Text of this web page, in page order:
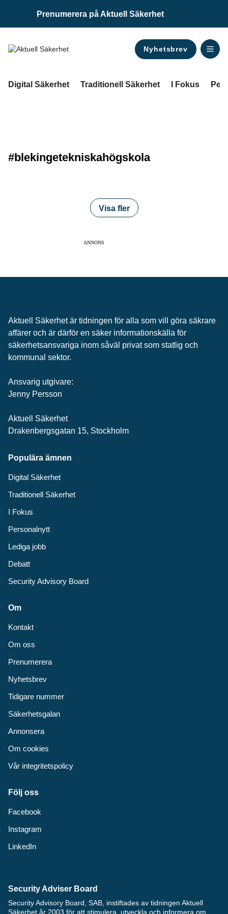
Prenumerera på Aktuell Säkerhet
Nyhetsbrev
Digital Säkerhet Traditionell Säkerhet I Fokus
#blekingetekniskahögskola
Visa fler
ANNONS
Aktuell Säkerhet är tidningen för alla som vill göra säkrare
affärer och är därför en säker informationskälla för
säkerhets­ansvariga inom såväl privat som statlig och
kommunal sektor.
Ansvarig utgivare:
Jenny Persson
Aktuell Säkerhet
Drakenbergsgatan 15, Stockholm
Populära ämnen
Digital Säkerhet
Traditionell Säkerhet
I Fokus
Personalnytt
Lediga jobb
Debatt
Security Advisory Board
Om
Kontakt
Om oss
Prenumerera
Nyhetsbrev
Tidigare nummer
Säkerhetsgalan
Annonsera
Om cookies
Vår integritetspolicy
Följ oss
Facebook
Instagram
LinkedIn
Security Adviser Board
Security Advisory Board, SAB, instiftades av tidningen Aktuell
Säkerhet år 2003 för att stimulera, utveckla och informera om